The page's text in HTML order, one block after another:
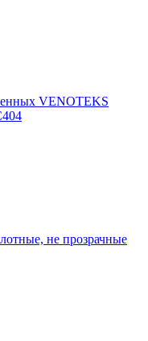
VENOTEKS
не прозрачные